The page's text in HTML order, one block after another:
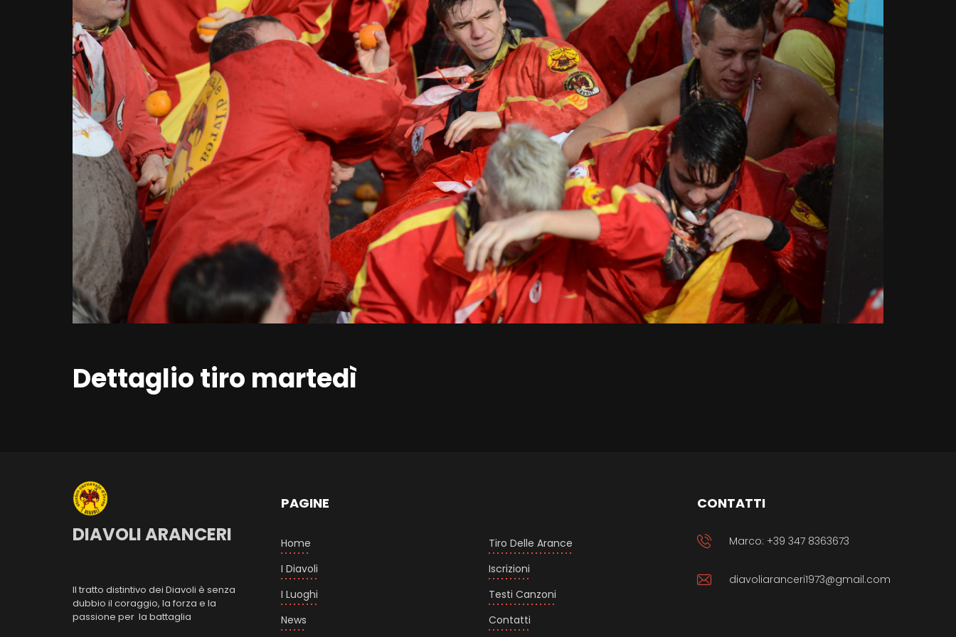
Dettaglio tiro martedì
DIAVOLI ARANCERI
Il tratto distintivo dei Diavoli è senza
dubbio il coraggio, la forza e la
passione per la battaglia
PAGINE
Home
I Diavoli
I Luoghi
News
Tiro Delle Arance
Iscrizioni
Testi Canzoni
Contatti
CONTATTI
Marco: +39 347 8363673
diavoliaranceri1973@gmail.com